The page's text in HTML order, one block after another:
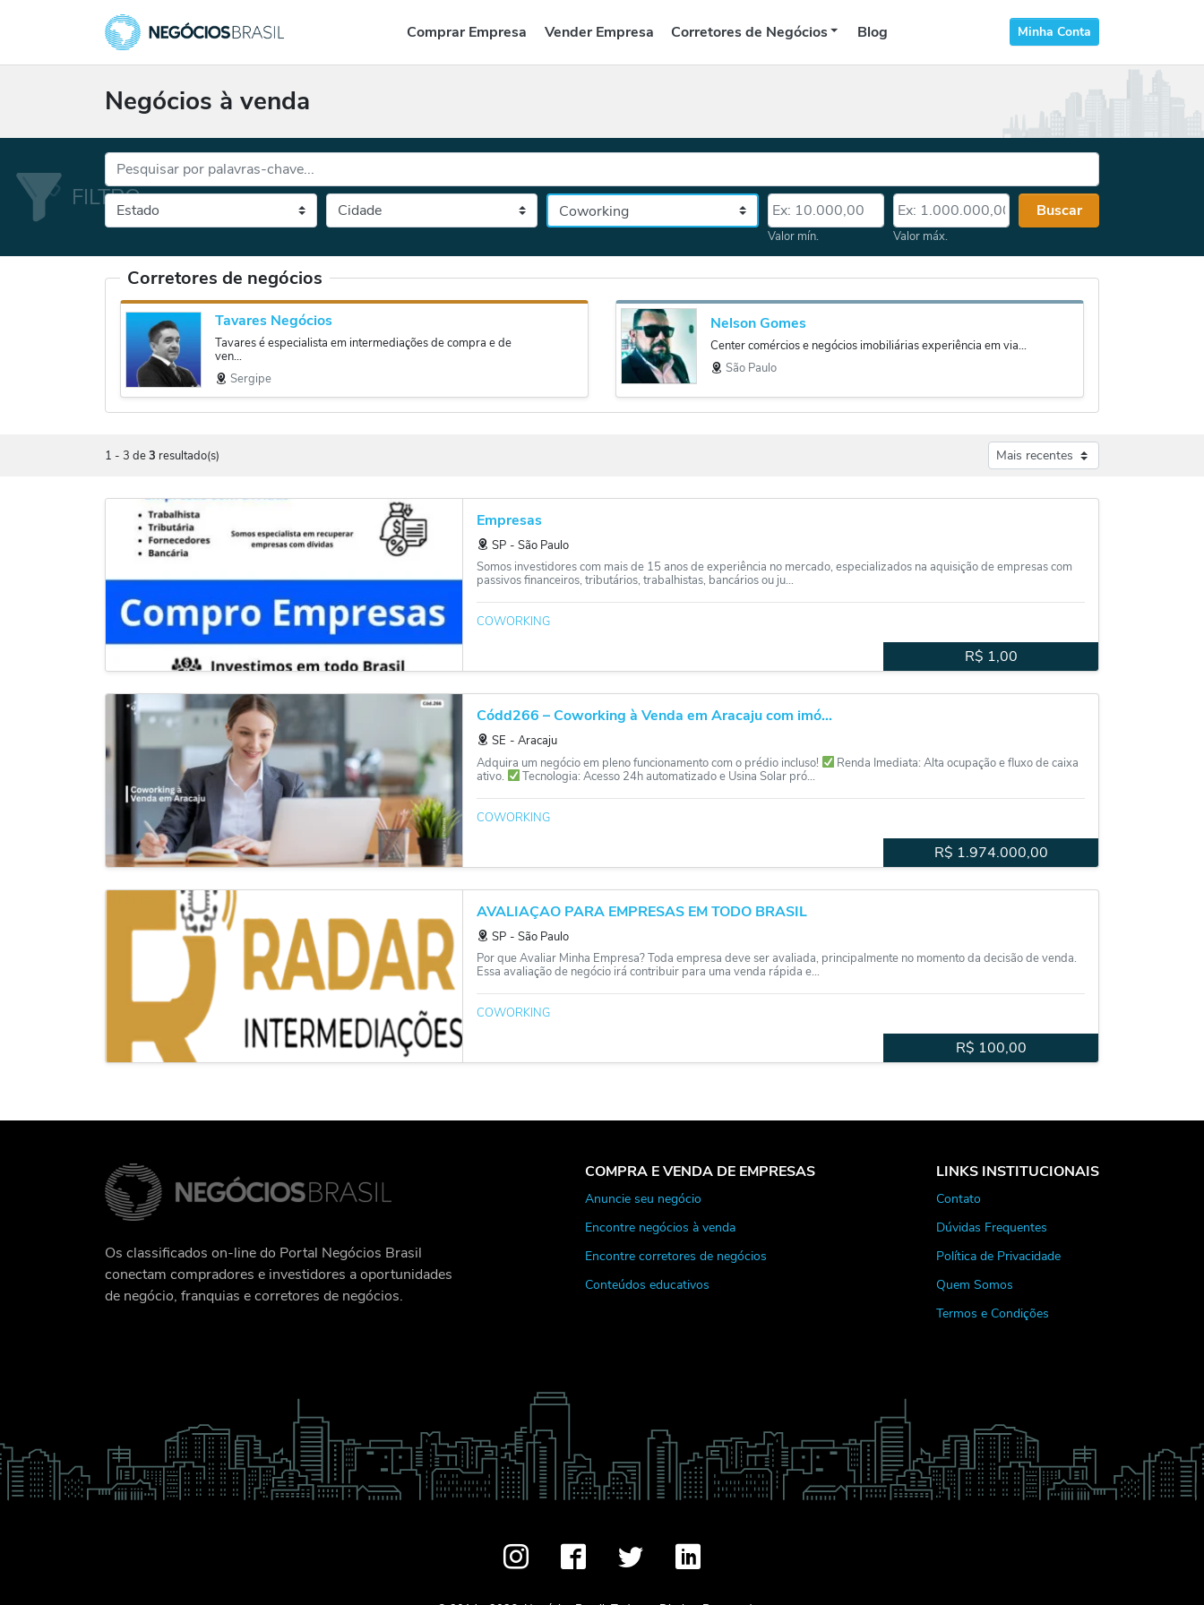
Comprar Empresa Vender Empresa Corretores de Negócios Blog Minha Conta
Negócios à venda
Palavras-chave...
Cidade
Selecione o estado, depois a cidade
Categoria Valor mín.
Valor mín.
Valor máx.
Valor máx.
Buscar
Corretores de negócios
Tavares Negócios
Tavares é especialista em intermediações de compra e de
ven...
Sergipe
Nelson Gomes
Center comércios e negócios imobiliárias experiência em via...
São Paulo
1 - 3 de3 resultado(s)
Empresas
SP ‐ São Paulo
Somos investidores com mais de 15 anos de experiência no mercado, especializados na aquisição de empresas com
passivos financeiros, tributários, trabalhistas, bancários ou ju...
COWORKING
R$ 1,00
Códd266 – Coworking à Venda em Aracaju com imó...
SE ‐ Aracaju
Adquira um negócio em pleno funcionamento com o prédio incluso!
Renda Imediata: Alta ocupação e fluxo de caixa
ativo.
Tecnologia: Acesso 24h automatizado e Usina Solar pró...
COWORKING
R$ 1.974.000,00
AVALIAÇAO PARA EMPRESAS EM TODO BRASIL
SP ‐ São Paulo
Por que Avaliar Minha Empresa? Toda empresa deve ser avaliada, principalmente no momento da decisão de venda.
Essa avaliação de negócio irá contribuir para uma venda rápida e...
COWORKING
R$ 100,00
Os classificados on-line do Portal Negócios Brasil
conectam compradores e investidores a oportunidades
de negócio, franquias e corretores de negócios.
COMPRA E VENDA DE EMPRESAS
Anuncie seu negócio
Encontre negócios à venda
Encontre corretores de negócios
Conteúdos educativos
LINKS INSTITUCIONAIS
Contato
Dúvidas Frequentes
Política de Privacidade
Quem Somos
Termos e Condições